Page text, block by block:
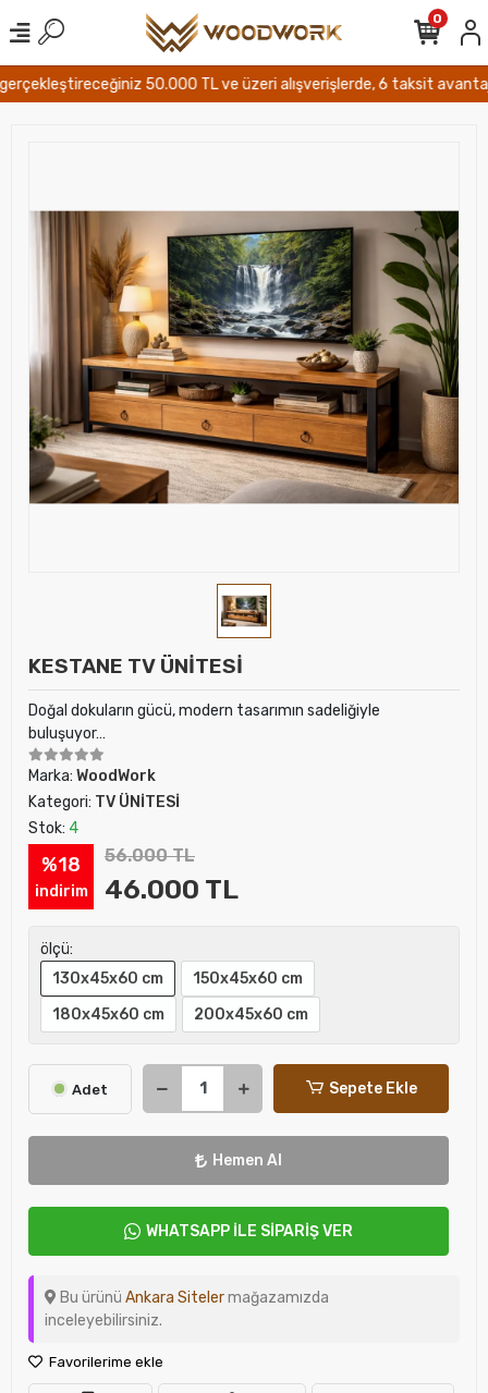
50.000 TL ve üzeri alışverişlerde, 6 taksit avantajı
0
KESTANE TV ÜNİTESİ
Doğal dokuların gücü, modern tasarımın sadeliğiyle
buluşuyor…
Marka: WoodWork
Kategori: TV ÜNİTESİ
Stok: 4
%18
indirim
56.000 TL
46.000 TL
ölçü:
130x45x60 cm
150x45x60 cm
180x45x60 cm
200x45x60 cm
Adet Sepete Ekle
Hemen Al
WHATSAPP İLE SİPARİŞ VER
Bu ürünü Ankara Sitelermağazamızda
inceleyebilirsiniz.
Favorilerime ekle